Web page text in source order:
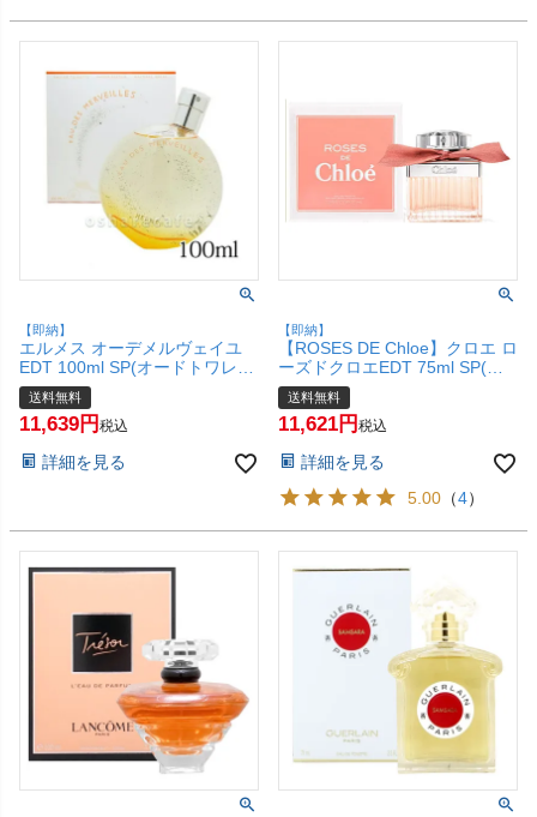
【即納】
エルメス オーデメルヴェイユ
EDT 100ml SP(オードトワレ)
【香水】(6000233)【宅配便送
料無料】
送料無料
11,639 税込
詳細を見る
【即納】
【ROSES DE Chloe】クロエ ロ
ーズドクロエEDT 75ml SP(オ
ードトワレ)【香水】【宅配便
送料無料】
送料無料
11,621 税込
詳細を見る
5.00 （4）